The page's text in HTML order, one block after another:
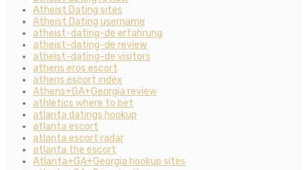
Atheist Dating sites
Atheist Dating username
atheist-dating-de erfahrung
atheist-dating-de review
atheist-dating-de visitors
athens eros escort
athens escort index
Athens+GA+Georgia review
athletics where to bet
atlanta datings hookup
atlanta escort
atlanta escort radar
atlanta the escort
Atlanta+GA+Georgia hookup sites